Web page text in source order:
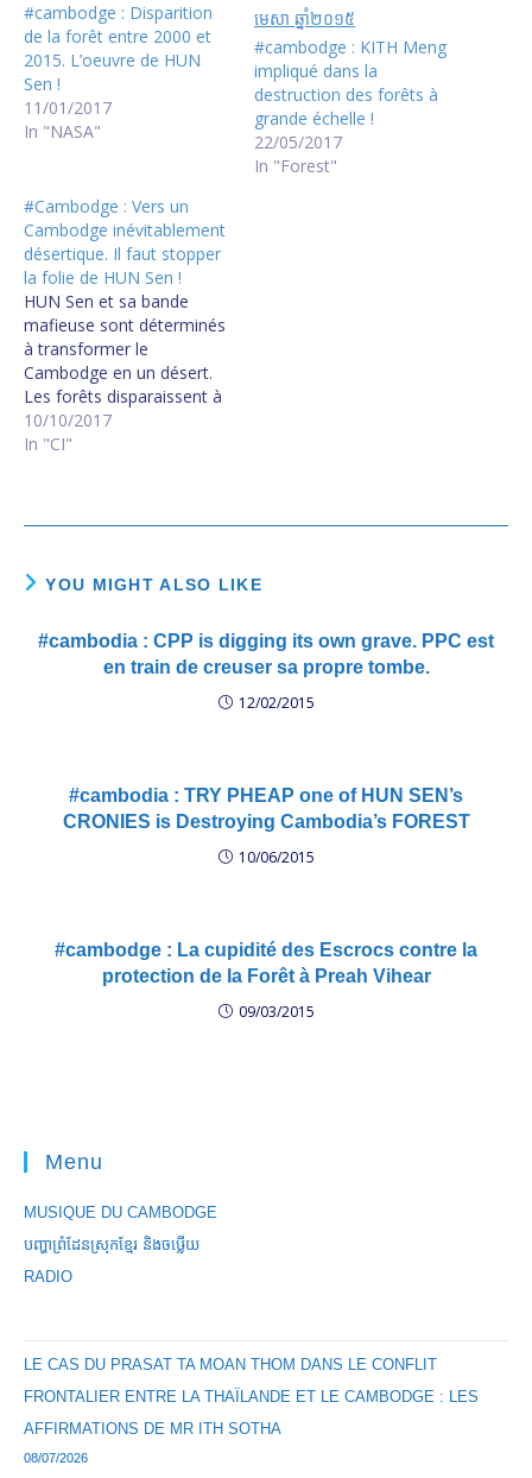
#cambodge : Disparition
de la forêt entre 2000 et
2015. L’oeuvre de HUN
Sen !
11/01/2017
In "NASA"
#cambodge : KITH Meng
impliqué dans la
destruction des forêts à
grande échelle !
22/05/2017
In "Forest"
#Cambodge : Vers un
Cambodge inévitablement
désertique. Il faut stopper
la folie de HUN Sen !
HUN Sen et sa bande
mafieuse sont déterminés
à transformer le
Cambodge en un désert.
Les forêts disparaissent à
un rythme alarmant : 30%
de plus en 2016 par
10/10/2017
In "CI"
YOU MIGHT ALSO LIKE
#cambodia : CPP is digging its own grave. PPC est
en train de creuser sa propre tombe.
12/02/2015
#cambodia : TRY PHEAP one of HUN SEN’s
CRONIES is Destroying Cambodia’s FOREST
10/06/2015
#cambodge : La cupidité des Escrocs contre la
protection de la Forêt à Preah Vihear
09/03/2015
Menu
MUSIQUE DU CAMBODGE
បញ្ហាព្រំដែនស្រុកខ្មែរ និងចឞ្លើយ
RADIO
LE CAS DU PRASAT TA MOAN THOM DANS LE CONFLIT
FRONTALIER ENTRE LA THAÏLANDE ET LE CAMBODGE : LES
AFFIRMATIONS DE MR ITH SOTHA
08/07/2026